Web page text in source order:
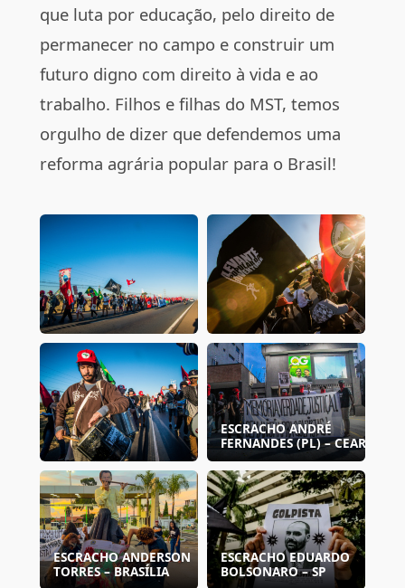
que luta por educação, pelo direito de
permanecer no campo e construir um
futuro digno com direito à vida e ao
trabalho. Filhos e filhas do MST, temos
orgulho de dizer que defendemos uma
reforma agrária popular para o Brasil!
ESCRACHO ANDRÉ
FERNANDES (PL) – CEARÁ
ESCRACHO ANDERSON
TORRES – BRASÍLIA
ESCRACHO EDUARDO
BOLSONARO – SP